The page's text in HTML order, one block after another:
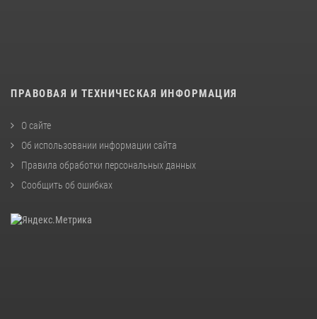
ПРАВОВАЯ И ТЕХНИЧЕСКАЯ ИНФОРМАЦИЯ
О сайте
Об использовании информации сайта
Правила обработки персональных данных
Сообщить об ошибках